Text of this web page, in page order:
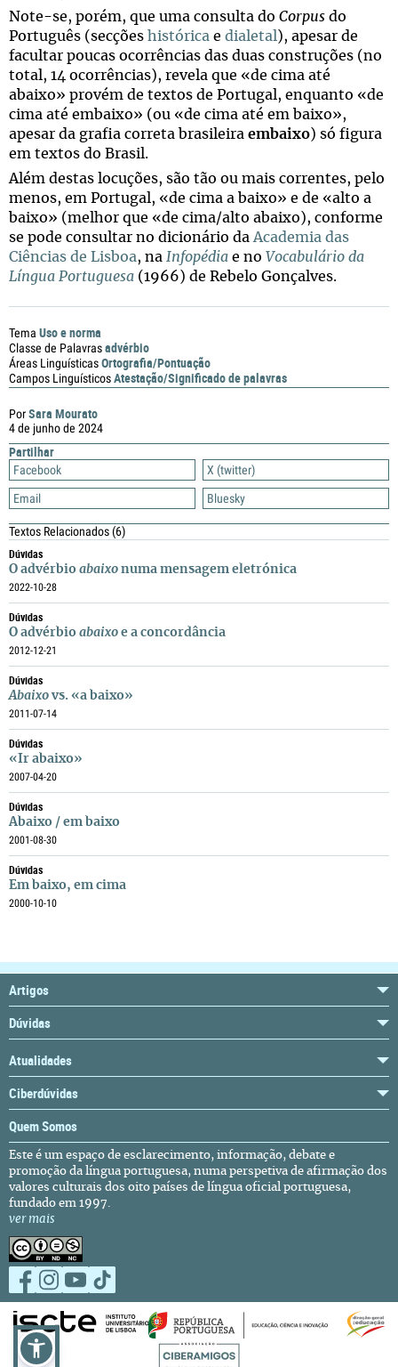
PorSara Mourato
4 de junho de 2024
Partilhar
Facebook
X (twitter)
Email
Bluesky
Textos Relacionados(6)
Dúvidas
O advérbio abaixo numa mensagem eletrónica
2022-10-28
Dúvidas
O advérbio abaixo e a concordância
2012-12-21
Dúvidas
Abaixo vs. «a baixo»
2011-07-14
Dúvidas
«Ir abaixo»
2007-04-20
Dúvidas
Abaixo / em baixo
2001-08-30
Dúvidas
Em baixo, em cima
2000-10-10
Note-se, porém, que uma consulta do Corpus do
Português (secções histórica e dialetal ), apesar de
facultar poucas ocorrências das duas construções (no
total, 14 ocorrências), revela que «de cima até
abaixo» provém de textos de Portugal, enquanto «de
cima até embaixo» (ou «de cima até em baixo»,
apesar da grafia correta brasileira embaixo) só figura
em textos do Brasil.
Além destas locuções, são tão ou mais correntes, pelo
menos, em Portugal, «de cima a baixo» e de «alto a
baixo» (melhor que «de cima/alto abaixo), conforme
se pode consultar no dicionário da Academia das
Ciências de Lisboa, na Infopédia e no Vocabulário da
Língua Portuguesa (1966) de Rebelo Gonçalves.
Tema Uso e norma
Classe de Palavrasadvérbio
Áreas LinguísticasOrtografia/Pontuação
Campos LinguísticosAtestação/Significado de palavras
Artigos
Dúvidas
Atualidades
Ciberdúvidas
Quem Somos
Este é um espaço de esclarecimento, informação, debate e
promoção da língua portuguesa, numa perspetiva de afirmação dos
valores culturais dos oito países de língua oficial portuguesa,
fundado em 1997.
ver mais